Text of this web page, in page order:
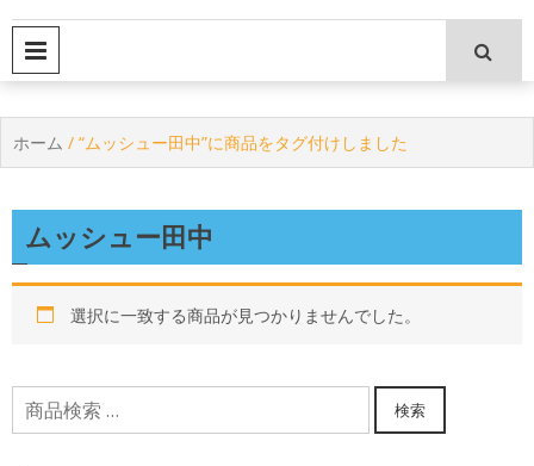
ホーム / “ムッシュー田中”に商品をタグ付けしました
ムッシュー田中
選択に一致する商品が見つかりませんでした。
検
索
検索